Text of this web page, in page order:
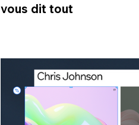
vous dit tout